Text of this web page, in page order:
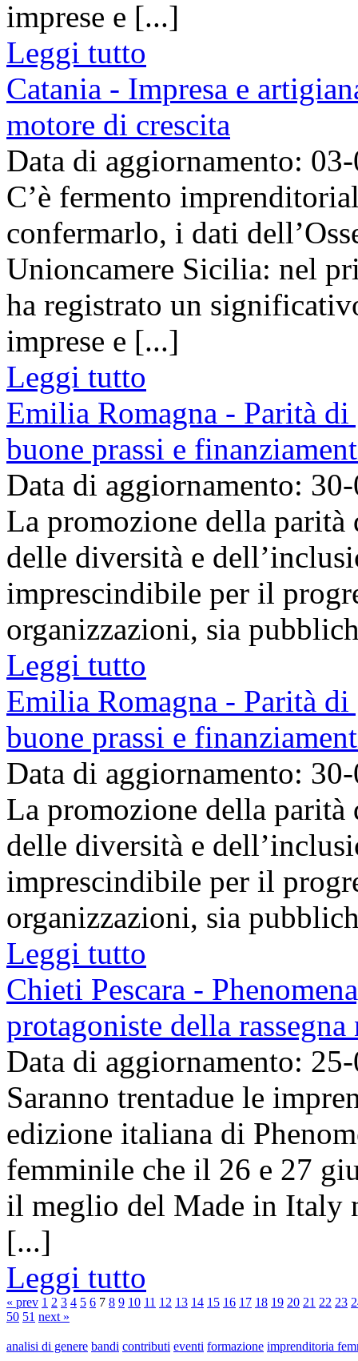
imprese e [...]
Leggi tutto
Catania - Impresa e
motore di crescita
Data di aggiornamento:
C’è fermento
confermarlo, i dati
Unioncamere Sicilia: nel
ha registrato un
imprese e [...]
Leggi tutto
Emilia Romagna - Parità
buone prassi e
Data di aggiornamento:
La promozione della
delle diversità e
imprescindibile per il
organizzazioni, sia
Leggi tutto
Emilia Romagna - Parità
buone prassi e
Data di aggiornamento:
La promozione della
delle diversità e
imprescindibile per il
organizzazioni, sia
Leggi tutto
Chieti Pescara -
protagoniste della
Data di aggiornamento:
Saranno trentadue le
edizione italiana di
femminile che il 26 e 27
il meglio del Made in Italy
[...]
Leggi tutto
« prev 1 2 3 4 5 6 7 8 9 10 11 12 13 14 15 16 17 18 19 20 21 22 23
50 51 next »
analisi di genere bandi contributi eventi formazione imprenditoria